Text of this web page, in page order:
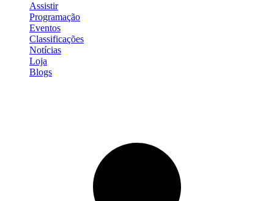
Assistir
Programação
Eventos
Classificações
Notícias
Loja
Blogs